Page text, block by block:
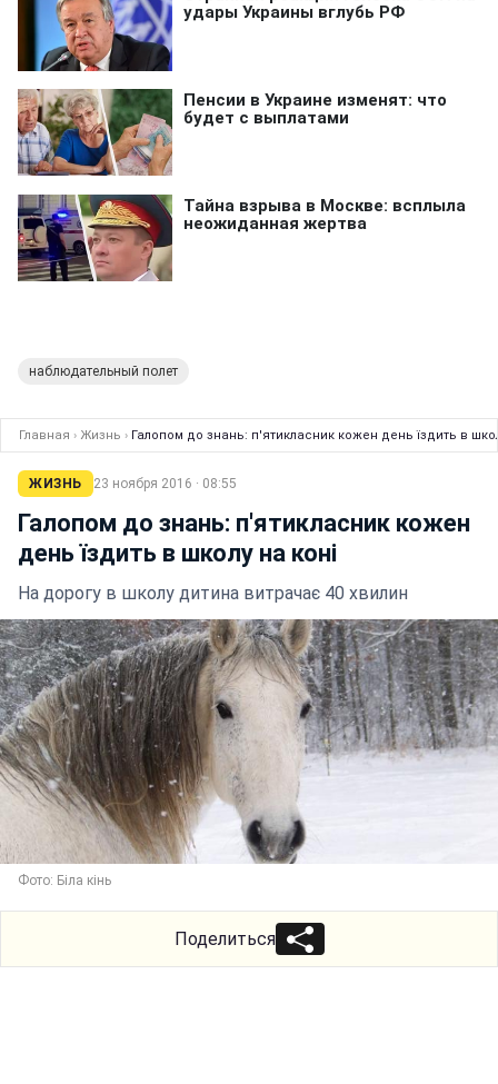
наблюдательный полет
Главная › Жизнь › Галопом до знань: п'ятикласник кожен день їздить в
ЖИЗНЬ 23 ноября 2016 · 08:55
Галопом до знань: п'ятикласник кожен
день їздить в школу на коні
На дорогу в школу дитина витрачає 40 хвилин
Фото: Біла кінь
Поделиться